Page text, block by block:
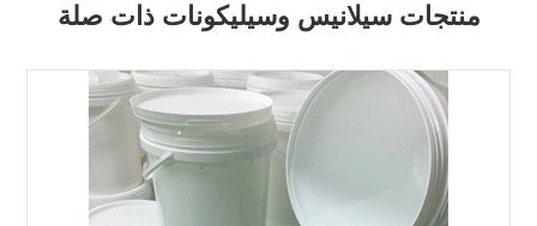
منتجات سيلانيس وسيليكونات ذات صلة